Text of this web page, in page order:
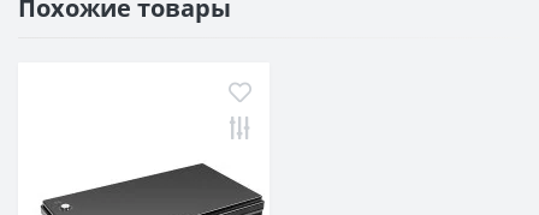
Похожие товары